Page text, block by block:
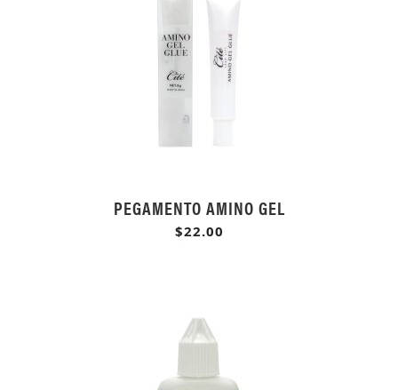
PEGAMENTO AMINO GEL
$22.00